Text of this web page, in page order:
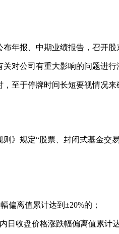
年报、中期业绩报告，召开
对公司有重大影响的问题进行
至于停牌时间长短要视情况来
规定“股票、封闭式基金交
偏离值累计达到±20%的；
日收盘价格涨跌幅偏离值累计达